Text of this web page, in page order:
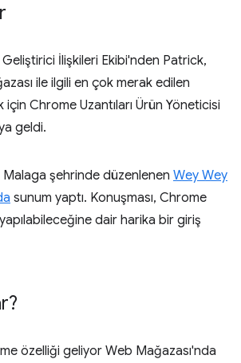
Geliştirici İlişkileri Ekibi'nden Patrick,
ile ilgili en çok merak edilen
için Chrome Uzantıları Ürün Yöneticisi
geldi.
Malaga şehrinde düzenlenen Wey Wey
sunum yaptı. Konuşması, Chrome
dair harika bir giriş
özelliği geliyor Web Mağazası'nda